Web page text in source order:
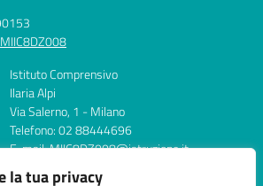
la tua privacy
MIIC8DZ008
Istituto Comprensivo
Ilaria Alpi
Via Salerno, 1 - Milano
Telefono: 02 88444696
E-mail: MIIC8DZ008@istruzione.it
PEC: MIIC8DZ008@pec.istruzione.it